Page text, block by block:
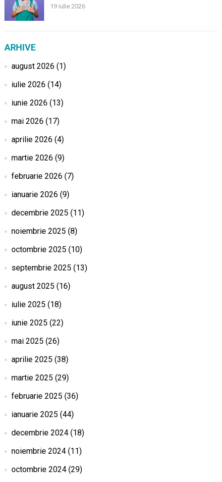
19 iulie 2026
ARHIVE
august 2026 (1)
iulie 2026 (14)
iunie 2026 (13)
mai 2026 (17)
aprilie 2026 (4)
martie 2026 (9)
februarie 2026 (7)
ianuarie 2026 (9)
decembrie 2025 (11)
noiembrie 2025 (8)
octombrie 2025 (10)
septembrie 2025 (13)
august 2025 (16)
iulie 2025 (18)
iunie 2025 (22)
mai 2025 (26)
aprilie 2025 (38)
martie 2025 (29)
februarie 2025 (36)
ianuarie 2025 (44)
decembrie 2024(18)
noiembrie 2024(11)
octombrie 2024(29)